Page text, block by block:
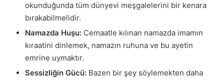
okunduğunda tüm dünyevi meşgalelerini bir kenara
bırakabilmelidir.
Namazda Huşu: Cemaatle kılınan namazda imamın
kıraatini dinlemek, namazın ruhuna ve bu ayetin
emrine uymaktır.
Sessizliğin Gücü: Bazen bir şey söylemekten daha